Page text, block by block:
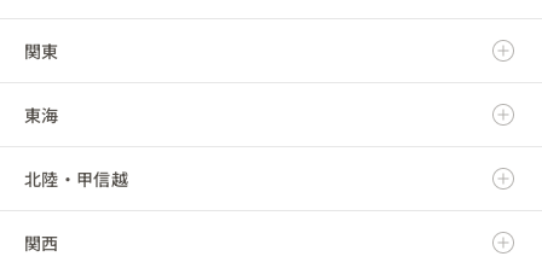
青森県
岩手県
宮城県
秋田県
関東
茨城県
栃木県
群馬県
東海
岐阜県
静岡県
北陸・甲信越
新潟県
関西